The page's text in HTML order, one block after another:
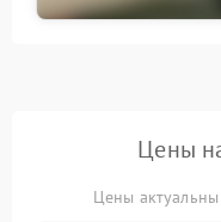
Цены
Цены